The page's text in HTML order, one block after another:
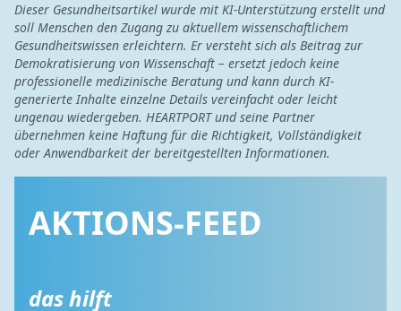
Dieser Gesundheitsartikel wurde mit KI-Unterstützung erstellt und
soll Menschen den Zugang zu aktuellem wissenschaftlichem
Gesundheitswissen erleichtern. Er versteht sich als Beitrag zur
Demokratisierung von Wissenschaft – ersetzt jedoch keine
professionelle medizinische Beratung und kann durch KI-
generierte Inhalte einzelne Details vereinfacht oder leicht
ungenau wiedergeben. HEARTPORT und seine Partner
übernehmen keine Haftung für die Richtigkeit, Vollständigkeit
oder Anwendbarkeit der bereitgestellten Informationen.
AKTIONS-FEED
das hilft